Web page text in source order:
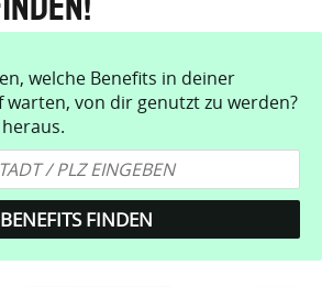
welche Benefits in deiner
von dir genutzt zu werden?